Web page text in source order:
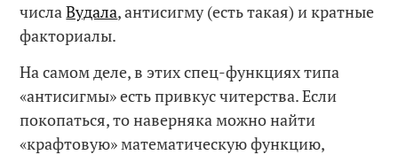
числаВудала, антисигму (есть такая) и кратные
факториалы.
На самом деле, в этих спец-функциях типа
«антисигмы» есть привкус читерства. Если
покопаться, то наверняка можно найти
«крафтовую» математическую функцию,